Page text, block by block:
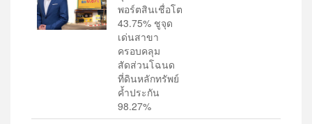
พอร์ตสินเชื่อโต
43.75% ชูจุด
เด่นสาขา
ครอบคลุม
สัดส่วนโฉนด
ที่ดินหลักทรัพย์
ค้ำประกัน
98.27%